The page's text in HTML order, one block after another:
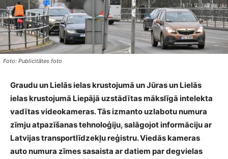
Foto: Publicitātes foto
Graudu un Lielās ielas krustojumā un Jūras un Lielās
ielas krustojumā Liepājā uzstādītas mākslīgā intelekta
vadītas videokameras. Tās izmanto uzlabotu numura
zīmju atpazīšanas tehnoloģiju, salāgojot informāciju ar
Latvijas transportlīdzekļu reģistru. Viedās kameras
auto numura zīmes sasaista ar datiem par degvielas